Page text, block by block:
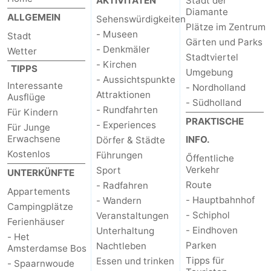
ALLGEMEIN
Stadt
Wetter
TIPPS
Interessante
Ausflüge
Für Kindern
Für Junge
Erwachsene
Kostenlos
UNTERKÜNFTE
Appartements
Campingplätze
Ferienhäuser
- Het
Amsterdamse Bos
- Spaarnwoude
Sehenswürdigkeiten
- Museen
- Denkmäler
- Kirchen
- Aussichtspunkte
Attraktionen
- Rundfahrten
- Experiences
Dörfer & Städte
Führungen
Sport
- Radfahren
- Wandern
Veranstaltungen
Unterhaltung
Nachtleben
Essen und trinken
Diamante
Plätze im Zentrum
Gärten und Parks
Stadtviertel
Umgebung
- Nordholland
- Südholland
PRAKTISCHE
INFO.
Őffentliche
Verkehr
Route
- Hauptbahnhof
- Schiphol
- Eindhoven
Parken
Tipps für